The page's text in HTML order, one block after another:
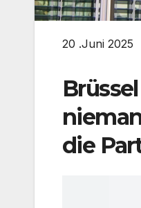
20 .Juni 2025
die